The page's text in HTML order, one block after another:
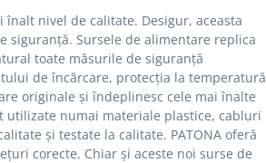
înalt nivel de calitate. Desigur, aceasta
siguranță. Sursele de alimentare replica
toate măsurile de siguranță
de încărcare, protecția la temperatură
originale și îndeplinesc cele mai înalte
utilizate numai materiale plastice, cabluri
și testate la calitate. PATONA oferă
corecte. Chiar și aceste noi surse de